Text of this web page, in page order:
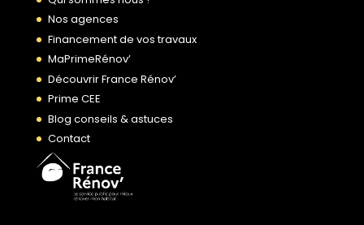
Nos agences
Financement de vos travaux
MaPrimeRénov’
Découvrir France Rénov’
Prime CEE
Blog conseils & astuces
Contact